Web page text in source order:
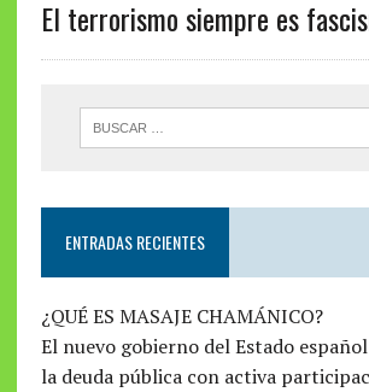
El terrorismo siempre es
ENTRADAS RECIENTES
¿QUÉ ES MASAJE CHAMÁNICO?
El nuevo gobierno del Estado
la deuda pública con activa